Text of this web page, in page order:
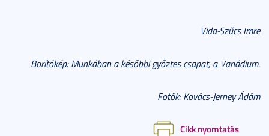
Vida-Szűcs Imre
Borítókép: Munkában a későbbi győztes csapat, a Vanádium.
Fotók: Kovács-Jerney Ádám
Cikk nyomtatás